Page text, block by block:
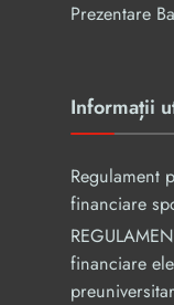
Prezentare
Informații
Regulament
financiare
financiare